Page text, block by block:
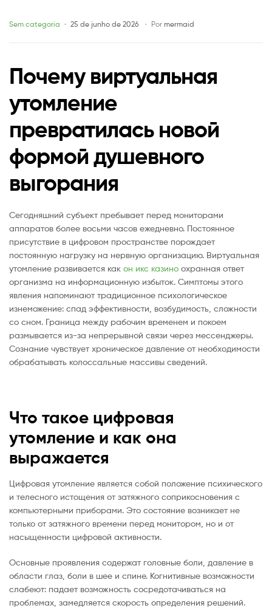
новой
душевного
выгорания
Categories
Sem categoria 25 de junho de 2026 Por mermaid
Почему виртуальная
утомление
превратилась новой
формой душевного
выгорания
Сегодняшний субъект пребывает перед мониторами
аппаратов более восьми часов ежедневно. Постоянное
присутствие в цифровом пространстве порождает
постоянную нагрузку на нервную организацию. Виртуальная
утомление развивается как он икс казино охранная ответ
организма на информационную избыток. Симптомы этого
явления напоминают традиционное психологическое
изнеможение: спад эффективности, возбудимость, сложности
со сном. Граница между рабочим временем и покоем
размывается из-за непрерывной связи через мессенджеры.
Сознание чувствует хроническое давление от необходимости
обрабатывать колоссальные массивы сведений.
Что такое цифровая
утомление и как она
выражается
Цифровая утомление является собой положение психического
и телесного истощения от затяжного соприкосновения с
компьютерными приборами. Это состояние возникает не
только от затяжного времени перед монитором, но и от
насыщенности цифровой активности.
Основные проявления содержат головные боли, давление в
области глаз, боли в шее и спине. Когнитивные возможности
слабеют: падает возможность сосредотачиваться на
проблемах, замедляется скорость определения решений.